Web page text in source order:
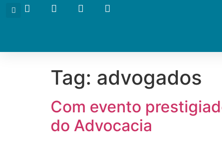
Tag: advogados
Com evento
do Advocacia